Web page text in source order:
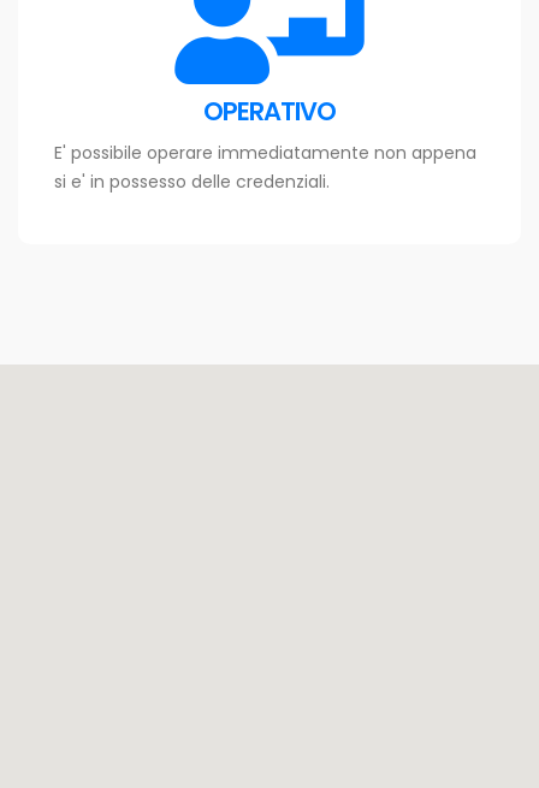
OPERATIVO
E' possibile operare immediatamente non appena
si e' in possesso delle credenziali.